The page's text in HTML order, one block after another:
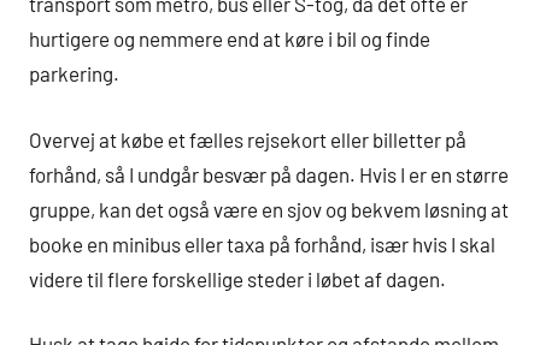
hurtigere og nemmere end at køre i bil og finde
parkering.
Overvej at købe et fælles rejsekort eller billetter på
forhånd, så I undgår besvær på dagen. Hvis I er en større
gruppe, kan det også være en sjov og bekvem løsning at
booke en minibus eller taxa på forhånd, især hvis I skal
videre til flere forskellige steder i løbet af dagen.